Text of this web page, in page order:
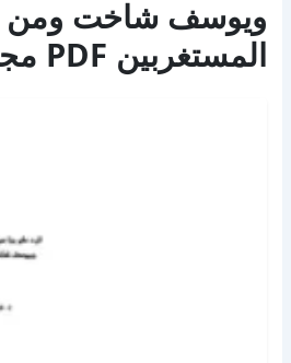
ويوسف شاخت ومن
المستغربين PDF مجانا